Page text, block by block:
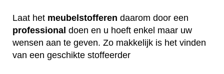
Laat het meubelstofferen daarom door een
professional doen en u hoeft enkel maar uw
wensen aan te geven. Zo makkelijk is het vinden
van een geschikte stoffeerder